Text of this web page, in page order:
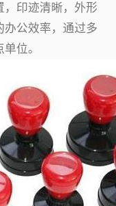
印迹清晰，外形
办公效率，通过多
位。